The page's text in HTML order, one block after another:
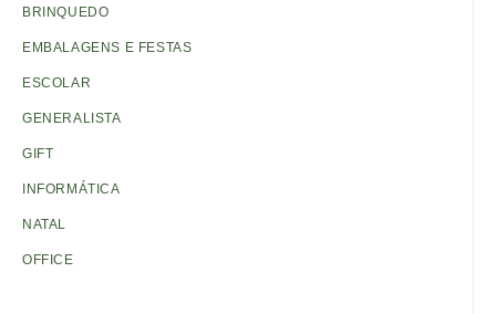
BRINQUEDO
EMBALAGENS E FESTAS
ESCOLAR
GENERALISTA
GIFT
INFORMÁTICA
NATAL
OFFICE